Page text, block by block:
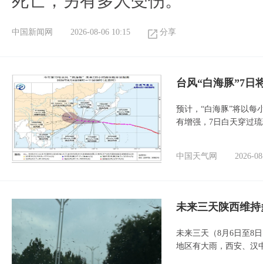
中国新闻网 2026-08-06 10:15 分享
台风“白海豚”7日
预计，“白海豚”将以每
有增强，7日白天穿过
中国天气网 2026-
未来三天陕西维
未来三天（8月6日至8
地区有大雨，西安、汉